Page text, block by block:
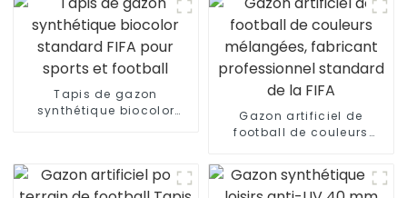
Tapis de gazon
synthétique biocolor
Gazon artificiel de
football de couleurs
professionnel standard
de la FIFA